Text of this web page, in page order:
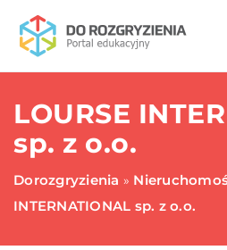
LOURSE
sp. z o.o.
Dorozgryzienia »
INTERNATIONAL sp. z o.o.